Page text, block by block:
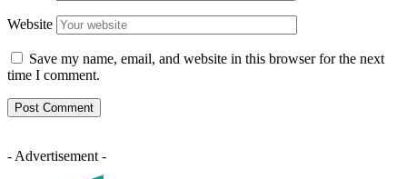
Website
Save my name, email, and website in this browser for the next
time I comment.
- Advertisement -